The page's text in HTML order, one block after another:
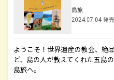
島旅
2024.07.04 発売
ようこそ！世界遺産の教会、絶
ど、島の人が教えてくれた五島
島旅へ。